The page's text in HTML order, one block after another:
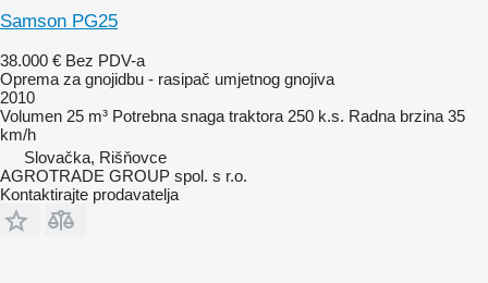
Samson PG25
38.000 € Bez PDV-a
Oprema za gnojidbu - rasipač umjetnog gnojiva
2010
Volumen 25 m³ Potrebna snaga traktora 250 k.s. Radna brzina 35
km/h
Slovačka, Rišňovce
AGROTRADE GROUP spol. s r.o.
Kontaktirajte prodavatelja